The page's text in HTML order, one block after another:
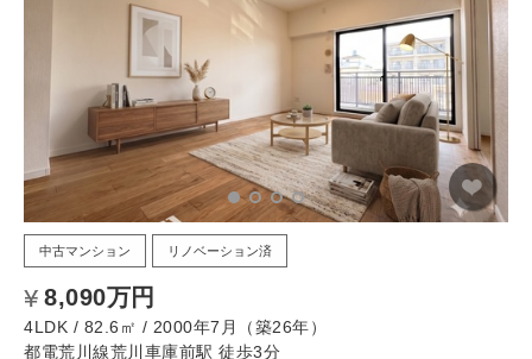
中古マンション リノベーション済
8,090万円
4LDK / 82.6㎡ / 2000年7月（築26年）
都電荒川線荒川車庫前駅 徒歩3分